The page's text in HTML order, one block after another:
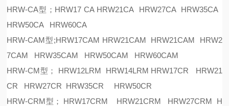
HRW-CA型；HRW17 CA HRW21CA HRW27CA HRW35CA
HRW50CA HRW60CA
HRW-CAM型;HRW17CAM HRW21CAM HRW21CAM HRW2
7CAM HRW35CAM HRW50CAM HRW60CAM
HRW-CM型； HRW12LRM HRW14LRM HRW17CR HRW21
CR HRW27CR HRW35CR HRW50CR
HRW-CRM型； HRW17CRM HRW21CRM HRW27CRM H